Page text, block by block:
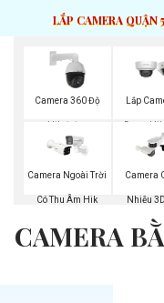
LẮP CAMERA QUẬN 5
Camera 360 Độ
Hikvision
Lắp
Dome
Camera Ngoài Trời
Có Thu Âm Hik
Camera
Nhiễu
CAMERA